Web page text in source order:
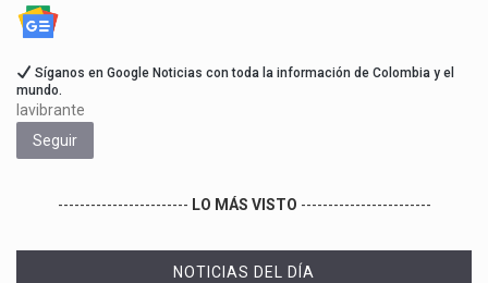
Síganos en Google Noticias con toda la información de Colombia y el
mundo.
lavibrante
Seguir
------------------------ LO MÁS VISTO ------------------------
NOTICIAS DEL DÍA